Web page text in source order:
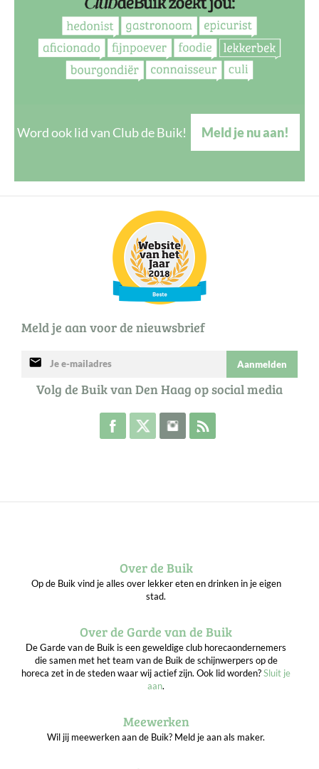
Word ook lid van Club de Buik! Meld je nu aan!
Meld je aan voor de nieuwsbrief
mail Aanmelden
Volg de Buik van Den Haag op social media
Volg de Buik op Facebook
Volg de Buik op Twitter
Volg de Buik op Instagram
Over de Buik
Op de Buik vind je alles over lekker eten en drinken in je eigen
stad.
Over de Garde van de Buik
De Garde van de Buik is een geweldige club horecaondernemers
die samen met het team van de Buik de schijnwerpers op de
horeca zet in de steden waar wij actief zijn. Ook lid worden?Sluit je
aan.
Meewerken
Wil jij meewerken aan de Buik? Meld je aan als maker.